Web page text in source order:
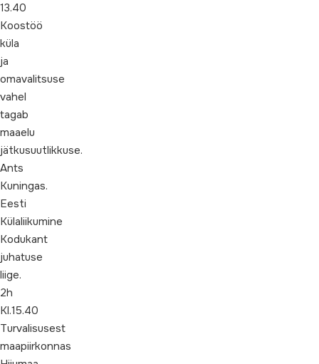
13.40
Koostöö
küla
ja
omavalitsuse
vahel
tagab
maaelu
jätkusuutlikkuse.
Ants
Kuningas.
Eesti
Külaliikumine
Kodukant
juhatuse
liige.
2h
Kl.15.40
Turvalisusest
maapiirkonnas